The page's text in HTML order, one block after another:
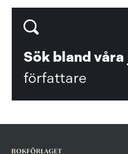
Sök bland våra
författare